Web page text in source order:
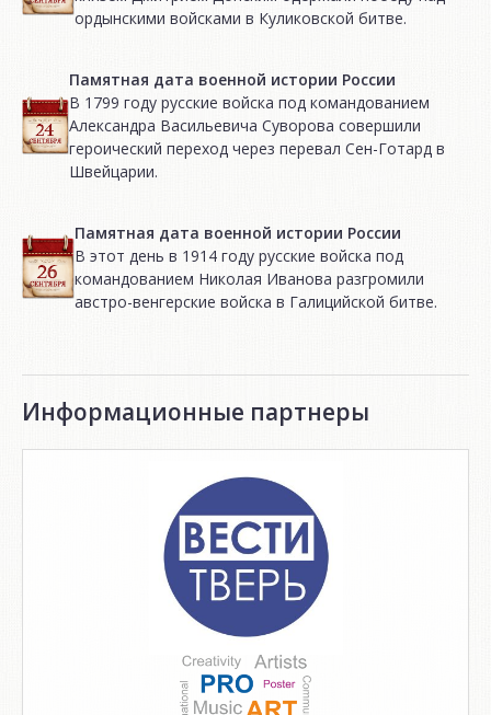
ордынскими войсками в Куликовской битве.
Памятная дата военной истории России
В 1799 году русские войска под командованием
Александра Васильевича Суворова совершили
героический переход через перевал Сен-Готард в
Швейцарии.
Памятная дата военной истории России
В этот день в 1914 году русские войска под
командованием Николая Иванова разгромили
австро-венгерские войска в Галицийской битве.
Информационные партнеры